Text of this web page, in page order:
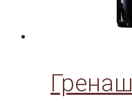
Гренаш